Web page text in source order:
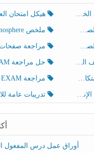
هيكل امتحان العلوم
ملخص Effect of Atmosphere حسب الهيكل الوزاري العلوم المتكاملة الصف الخامس انسبير الفصل الثالث
مراجعة صفحات الهيكل
حل مراجعة FINAL EXAMاللغة الإنجليزية الصف الخامس الفصل الثالث
مراجعة FINAL EXAMاللغة الإنجليزية الصف الخامس الفصل الثالث
تدريبات عامة
أوراق عمل درس المفعول